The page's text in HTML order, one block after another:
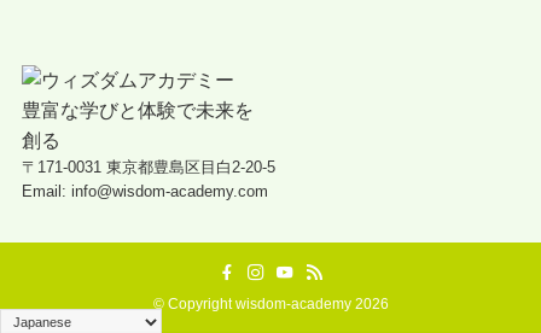
〒171-0031 東京都豊島区目白2-20-5
Email: info@wisdom-academy.com
©Copyright wisdom-academy 2026